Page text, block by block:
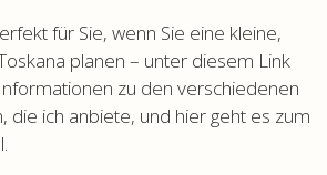
für Sie, wenn Sie eine kleine,
planen – unter diesem Link
zu den verschiedenen
die ich anbiete, und hiergeht es zum